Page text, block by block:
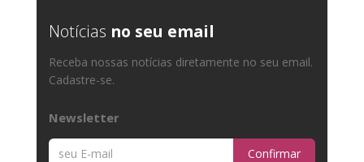
Notícias no seu email
Receba nossas notícias diretamente no seu email.
Cadastre-se.
Newsletter
Confirmar